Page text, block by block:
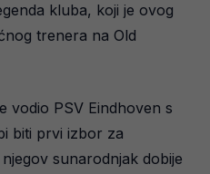
kluba, koji je ovog
trenera na Old
vodio PSV Eindhoven s
biti prvi izbor za
sunarodnjak dobije